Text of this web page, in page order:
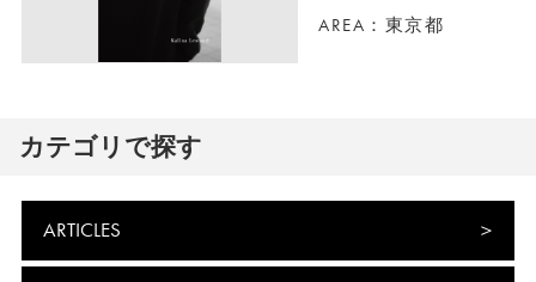
AREA：東京都
カテゴリで探す
ARTICLES